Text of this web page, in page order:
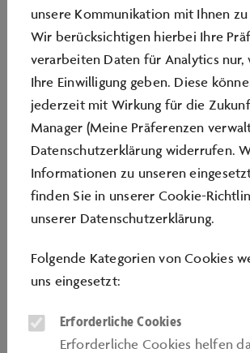
alles im Zeichen eurer Kreativität.
euren Freundinnen und Freunden
ein eigenes Motiv, das anschließend
mit einem Plotter sowie einer
auf einen Rucksack, ein Kissen oder
gebracht wird. Mit glitzernder, bunter
leuchtender Spezialfolie entsteht so
Einzelstück. Am Ende nehmt ihr euer
Werk natürlich mit nach Hause – als
einen besonderen Tag voller
Dauer: 2 Stunden
Gruppenpreis 1 (5 - 8 Kinder):
Alter: Indoor-Geburtstag für Kinder ab
unsere Kommunikation mit Ihnen
Wir berücksichtigen hierbei Ihre
verarbeiten Daten für Analytics nur,
Ihre Einwilligung geben. Diese
jederzeit mit Wirkung für die
Manager (Meine Präferenzen
Datenschutzerklärung widerrufen.
Informationen zu unseren
finden Sie in unserer Cookie-
unserer Datenschutzerklärung.
Folgende Kategorien von Cookies
uns eingesetzt:
Erforderliche Cookies
Erforderliche Cookies helfen